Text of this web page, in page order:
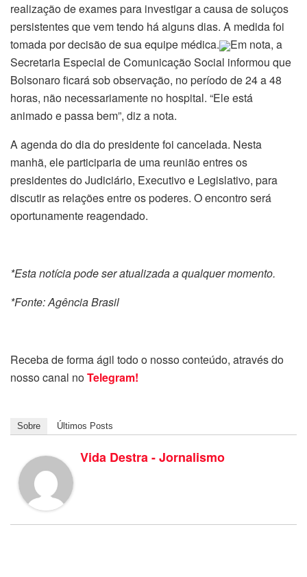
realização de exames para investigar a causa de soluços
persistentes que vem tendo há alguns dias. A medida foi
tomada por decisão de sua equipe médica.
Em nota, a
Secretaria Especial de Comunicação Social informou que
Bolsonaro ficará sob observação, no período de 24 a 48
horas, não necessariamente no hospital. “Ele está
animado e passa bem”, diz a nota.
A agenda do dia do presidente foi cancelada. Nesta
manhã, ele participaria de uma reunião entres os
presidentes do Judiciário, Executivo e Legislativo, para
discutir as relações entre os poderes. O encontro será
oportunamente reagendado.
*Esta notícia pode ser atualizada a qualquer momento.
*Fonte: Agência Brasil
Receba de forma ágil todo o nosso conteúdo, através do
nosso canal noTelegram!
Sobre Últimos Posts
Vida Destra - Jornalismo